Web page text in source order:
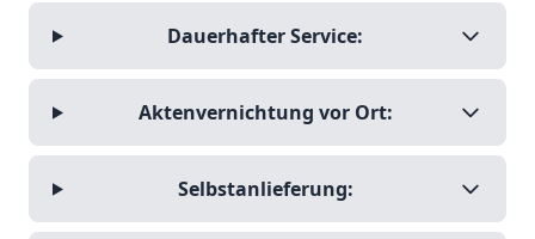
Dauerhafter Service:
Aktenvernichtung vor Ort:
Selbstanlieferung: